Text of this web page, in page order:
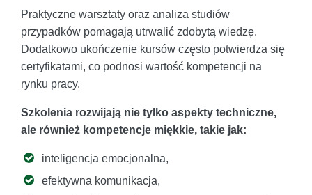
Praktyczne warsztaty oraz analiza studiów
przypadków pomagają utrwalić zdobytą wiedzę.
Dodatkowo ukończenie kursów często potwierdza się
certyfikatami, co podnosi wartość kompetencji na
rynku pracy.
Szkolenia rozwijają nie tylko aspekty techniczne,
ale również kompetencje miękkie, takie jak:
inteligencja emocjonalna,
efektywna komunikacja,